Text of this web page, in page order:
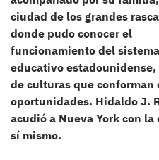
ciudad de los grandes
donde pudo conocer el
funcionamiento del sistema
educativo
de culturas que conforman
oportunidades. Hidaldo J.
acudió a Nueva York con
sí mismo.